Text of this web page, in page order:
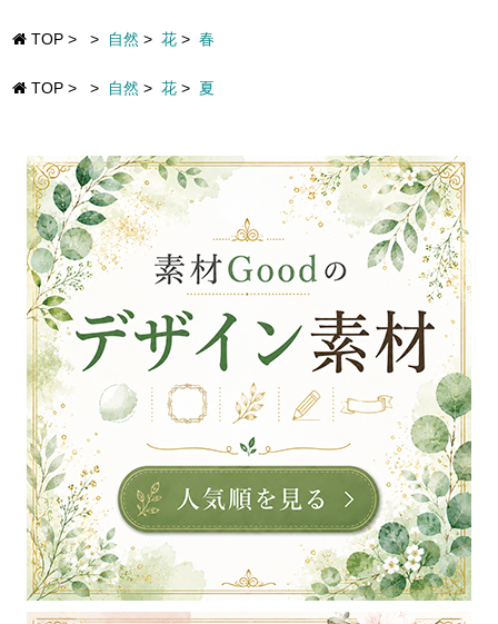
TOP > > 自然 > 花 > 春
TOP > > 自然 > 花 > 夏